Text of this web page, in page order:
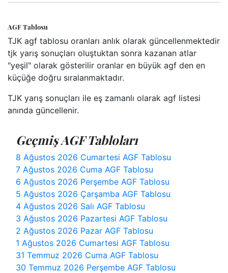
AGF Tablosu
TJK agf tablosu oranları anlık olarak güncellenmektedir
tjk yarış sonuçları oluştuktan sonra kazanan atlar
"yeşil" olarak gösterilir oranlar en büyük agf den en
küçüğe doğru sıralanmaktadır.
TJK yarış sonuçları ile eş zamanlı olarak agf listesi
anında güncellenir.
Geçmiş AGF Tabloları
8 Ağustos 2026 Cumartesi AGF Tablosu
7 Ağustos 2026 Cuma AGF Tablosu
6 Ağustos 2026 Perşembe AGF Tablosu
5 Ağustos 2026 Çarşamba AGF Tablosu
4 Ağustos 2026 Salı AGF Tablosu
3 Ağustos 2026 Pazartesi AGF Tablosu
2 Ağustos 2026 Pazar AGF Tablosu
1 Ağustos 2026 Cumartesi AGF Tablosu
31 Temmuz 2026 Cuma AGF Tablosu
30 Temmuz 2026 Perşembe AGF Tablosu